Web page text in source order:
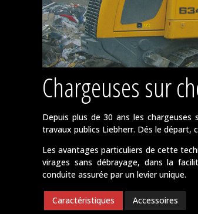
Chargeuses sur
Depuis plus de 30 ans les
travaux publics Liebherr. Dés le départ,
Les avantages particuliers de cette
virages sans débrayage, dans la
conduite assurée par un levier unique.
Caractéristiques Accessoires